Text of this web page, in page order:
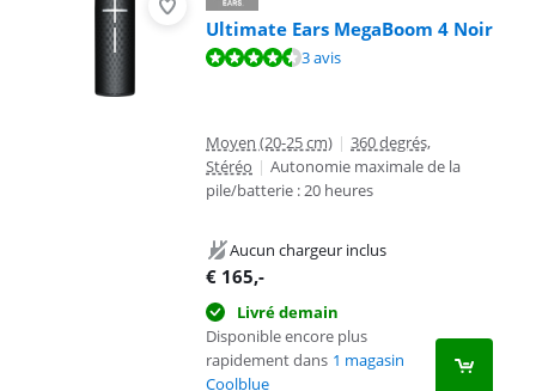
Ultimate Ears MegaBoom 4 Noir
La note est de 9,2 sur 10, basée sur 3 avis.3 avis
Moyen (20-25 cm) | 360 degrés,
Stéréo | Autonomie maximale de la
pile/batterie : 20 heures
Aucun chargeur inclus
€ 165,-
Livré demain
Disponible encore plus
rapidement dans 1 magasin
Coolblue